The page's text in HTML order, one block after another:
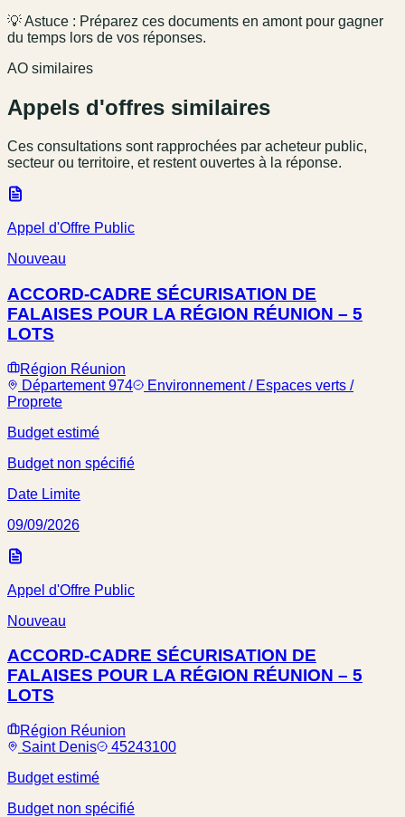
💡 Astuce : Préparez ces documents en amont pour gagner
du temps lors de vos réponses.
AO similaires
Appels d'offres similaires
Ces consultations sont rapprochées par acheteur public,
secteur ou territoire, et restent ouvertes à la réponse.
Appel d'Offre Public
Nouveau
ACCORD-CADRE SÉCURISATION DE
FALAISES POUR LA RÉGION RÉUNION – 5
LOTS
Région Réunion
Département 974
Environnement / Espaces verts /
Proprete
Budget estimé
Budget non spécifié
Date Limite
09/09/2026
Appel d'Offre Public
Nouveau
ACCORD-CADRE SÉCURISATION DE
FALAISES POUR LA RÉGION RÉUNION – 5
LOTS
Région Réunion
Saint Denis
45243100
Budget estimé
Budget non spécifié